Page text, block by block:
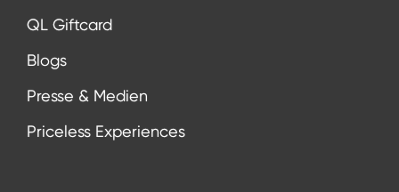
QL Giftcard
Blogs
Presse & Medien
Priceless Experiences